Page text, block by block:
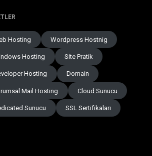
Hosting Wordpress Hostnig
Hosting Site Pratik
Hosting Domain
Mail Hosting Cloud Sunucu
Sunucu SSL Sertifikaları